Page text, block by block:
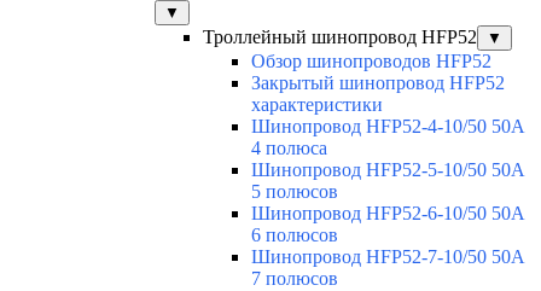
▼
Троллейный шинопровод HFP52 ▼
Обзор шинопроводов HFP52
Закрытый шинопровод HFP52
характеристики
Шинопровод HFP52-4-10/50 50A
4 полюса
Шинопровод HFP52-5-10/50 50А
5 полюсов
Шинопровод HFP52-6-10/50 50А
6 полюсов
Шинопровод HFP52-7-10/50 50А
7 полюсов